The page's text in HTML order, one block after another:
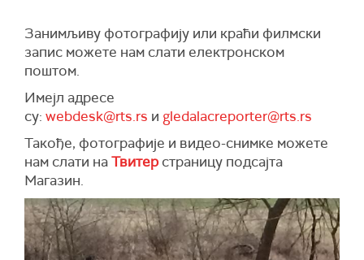
Занимљиву фотографију или краћи филмски
запис можете нам слати електронском
поштом.
Имејл адресе
су: webdesk@rts.rs и gledalacreporter@rts.rs
Такође, фотографије и видео-снимке можете
нам слати наТвитер страницу подсајта
Магазин.